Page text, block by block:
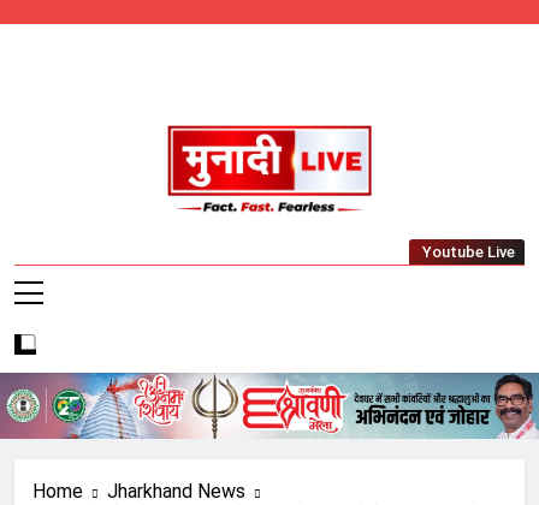
Munadi Live – Jharkhand's Leading Local
Youtube Live
Home
Jharkhand News